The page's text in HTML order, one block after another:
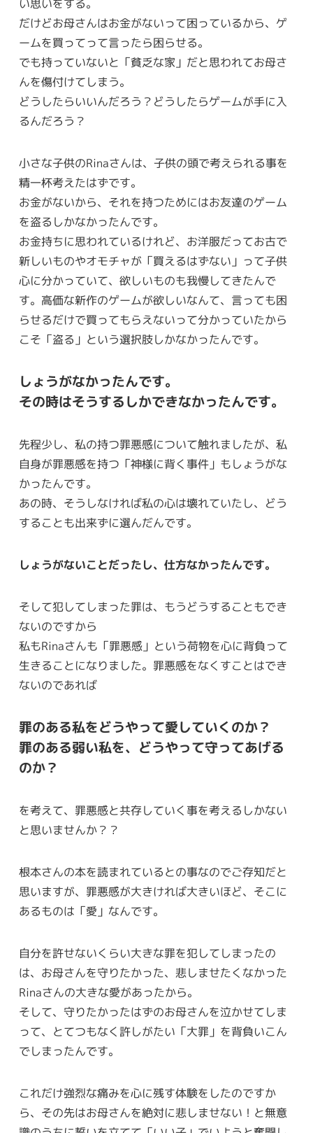
い思いをする。
だけどお母さんはお金がないって困っているから、ゲ
ームを買ってって言ったら困らせる。
でも持っていないと「貧乏な家」だと思われてお母さ
んを傷付けてしまう。
どうしたらいいんだろう？どうしたらゲームが手に入
るんだろう？
小さな子供のRinaさんは、子供の頭で考えられる事を
精一杯考えたはずです。
お金がないから、それを持つためにはお友達のゲーム
を盗るしかなかったんです。
お金持ちに思われているけれど、お洋服だってお古で
新しいものやオモチャが「買えるはずない」って子供
心に分かっていて、欲しいものも我慢してきたんで
す。高価な新作のゲームが欲しいなんて、言っても困
らせるだけで買ってもらえないって分かっていたから
こそ「盗る」という選択肢しかなかったんです。
しょうがなかったんです。
その時はそうするしかできなかったんです。
先程少し、私の持つ罪悪感について触れましたが、私
自身が罪悪感を持つ「神様に背く事件」もしょうがな
かったんです。
あの時、そうしなければ私の心は壊れていたし、どう
することも出来ずに選んだんです。
しょうがないことだったし、仕方なかったんです。
そして犯してしまった罪は、もうどうすることもでき
ないのですから
私もRinaさんも「罪悪感」という荷物を心に背負って
生きることになりました。罪悪感をなくすことはでき
ないのであれば
罪のある私をどうやって愛していくのか？
罪のある弱い私を、どうやって守ってあげる
のか？
を考えて、罪悪感と共存していく事を考えるしかない
と思いませんか？？
根本さんの本を読まれているとの事なのでご存知だと
思いますが、罪悪感が大きければ大きいほど、そこに
あるものは「愛」なんです。
自分を許せないくらい大きな罪を犯してしまったの
は、お母さんを守りたかった、悲しませたくなかった
Rinaさんの大きな愛があったから。
そして、守りたかったはずのお母さんを泣かせてしま
って、とてつもなく許しがたい「大罪」を背負いこん
でしまったんです。
これだけ強烈な痛みを心に残す体験をしたのですか
ら、その先はお母さんを絶対に悲しませない！と無意